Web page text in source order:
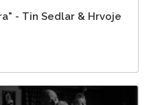
- Tin Sedlar & Hrvoje